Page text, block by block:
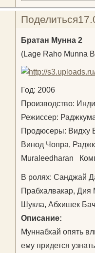
Поделиться
Братан Мунна 2
(Lage Raho Munna
Год: 2006
Производство:
Режиссер:
Продюсеры: Видху
Винод Чопра,
Muraleedharan
В ролях: Санджай
Прабхалвакар,
Шукла, Абхишек
Описание:
Муннабхай опять
ему придется